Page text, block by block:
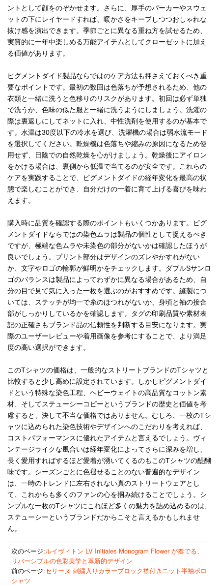
ントとして顔をのぞかせます。さらに、厚手のパーカーやスウェ
ットの下にレイヤードすれば、暖かさをキープしつつおしゃれな
抜け感を演出できます。季節ごとに異なる重ね方を試せるため、
実質的に一年中楽しめる万能アイテムとしてクローゼットに加え
る価値があります。
ピグメントダイド製品ならではのケア方法も押さえておくべき重
要なポイントです。最初の数回は色落ちが予想されるため、他の
衣類と一緒に洗うと色移りのリスクがあります。初回は必ず単独
で洗うか、色味の似た服と一緒に洗うようにしましょう。洗濯の
際は裏返しにしてネットに入れ、中性洗剤を使用するのが基本で
す。水温は30度以下の冷水を選び、洗濯機の場合は弱水流モード
を選択してください。乾燥機は色落ちや縮みの原因になるため使
用せず、日陰での自然乾燥を心がけましょう。乾燥後にアイロン
をかける場合は、裏側から低温で当てるのが安全です。これらの
ケアを実践することで、ピグメントダイドの経年変化を最高の状
態で楽しむことができ、自分だけの一着に育て上げる喜びを味わ
えます。
購入時に品質を確認する際のポイントもいくつかあります。ピグ
メントダイドならではの染色ムラは製品の個性として捉えるべき
ですが、極端な色ムラや未染色の部分がないかは確認したほうが
良いでしょう。プリント部分はデザインのズレやかすれがない
か、文字やロゴの輪郭が鮮明かをチェックします。ダブルSサンロ
ゴのバランスは製品によってわずかに異なる場合があるため、自
分の目で見て気に入った一枚を選ぶのがおすすめです。縫製につ
いては、ステッチが均一で糸のほつれがないか、身頃と袖の接合
部がしっかりしているかを確認します。タグの印刷品質や素材表
記の正確さもブランド品の信頼性を判断する目安になります。実
際のユーザーレビューや着用画像を参考にすることで、より満足
度の高い選択ができます。
このTシャツの価格は、一般的なストリートブランドのTシャツと
比較すると少し高めに設定されています。しかしピグメントダイ
ドという特殊な染色工程、ヘビーウェイトの高品質なコットン素
材、そしてステューシーコピーというブランドの歴史と価値を考
慮すると、決して不当な価格ではありません。むしろ、一枚のTシ
ャツに込められた染色技術やデザインへのこだわりを考えれば、
コストパフォーマンスに優れたアイテムと言えるでしょう。ヴィ
ンテージライクな風合いは経年変化によってさらに深みを増し、
長く愛用すればするほど愛着が湧いてくるのもこのTシャツの醍醐
味です。シーズンごとに色褪せることのない普遍的なデザイン
は、一時のトレンドに左右されない真のストリートウェアとし
て、これからも多くのファンの心を掴み続けることでしょう。シ
ンプルな一枚のTシャツにこれほど多くの魅力を詰め込めるのは、
ステューシーというブランドだからこそと言えるかもしれませ
ん。
次のページ:ルイヴィトン LV Initiales Monogram Flower が奏でる、
リバーシブルの色彩美学と革新的デザイン
前のページ:セリーヌ 刺繍入りカラーブロック襟付きニット半袖ポロ
シャツ